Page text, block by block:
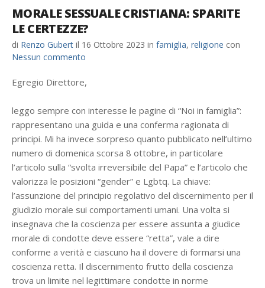
MORALE SESSUALE CRISTIANA: SPARITE
LE CERTEZZE?
di Renzo Gubert il 16 Ottobre 2023 in famiglia, religione con
Nessun commento
Egregio Direttore,
leggo sempre con interesse le pagine di “Noi in famiglia”:
rappresentano una guida e una conferma ragionata di
principi. Mi ha invece sorpreso quanto pubblicato nell’ultimo
numero di domenica scorsa 8 ottobre, in particolare
l’articolo sulla “svolta irreversibile del Papa” e l’articolo che
valorizza le posizioni “gender” e Lgbtq. La chiave:
l’assunzione del principio regolativo del discernimento per il
giudizio morale sui comportamenti umani. Una volta si
insegnava che la coscienza per essere assunta a giudice
morale di condotte deve essere “retta”, vale a dire
conforme a verità e ciascuno ha il dovere di formarsi una
coscienza retta. Il discernimento frutto della coscienza
trova un limite nel legittimare condotte in norme